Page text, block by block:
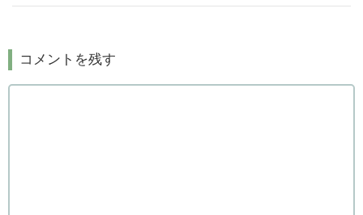
コメントを残す